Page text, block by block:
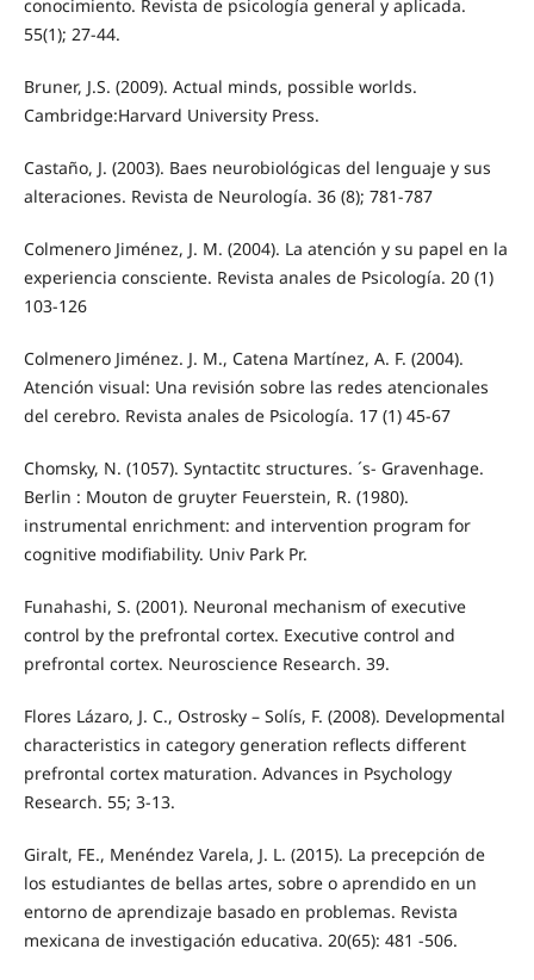
conocimiento. Revista de psicología general y aplicada.
55(1); 27-44.
Bruner, J.S. (2009). Actual minds, possible worlds.
Cambridge:Harvard University Press.
Castaño, J. (2003). Baes neurobiológicas del lenguaje y sus
alteraciones. Revista de Neurología. 36 (8); 781-787
Colmenero Jiménez, J. M. (2004). La atención y su papel en la
experiencia consciente. Revista anales de Psicología. 20 (1)
103-126
Colmenero Jiménez. J. M., Catena Martínez, A. F. (2004).
Atención visual: Una revisión sobre las redes atencionales
del cerebro. Revista anales de Psicología. 17 (1) 45-67
Chomsky, N. (1057). Syntactitc structures. ´s- Gravenhage.
Berlin : Mouton de gruyter Feuerstein, R. (1980).
instrumental enrichment: and intervention program for
cognitive modifiability. Univ Park Pr.
Funahashi, S. (2001). Neuronal mechanism of executive
control by the prefrontal cortex. Executive control and
prefrontal cortex. Neuroscience Research. 39.
Flores Lázaro, J. C., Ostrosky – Solís, F. (2008). Developmental
characteristics in category generation reflects different
prefrontal cortex maturation. Advances in Psychology
Research. 55; 3-13.
Giralt, FE., Menéndez Varela, J. L. (2015). La precepción de
los estudiantes de bellas artes, sobre o aprendido en un
entorno de aprendizaje basado en problemas. Revista
mexicana de investigación educativa. 20(65): 481 -506.